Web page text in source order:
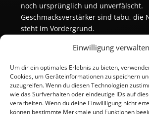
Einwilligung verwalten
Um dir ein optimales Erlebnis zu bieten,
Cookies, um Geräteinformationen zu speichern
zuzugreifen. Wenn du diesen Technologien
wie das Surfverhalten oder eindeutige IDs auf
verarbeiten. Wenn du deine Einwillligung nicht
können bestimmte Merkmale und Funktionen
noch ursprünglich und unverfälscht.
Geschmacksverstärker sind tabu, die
steht im Vordergrund.